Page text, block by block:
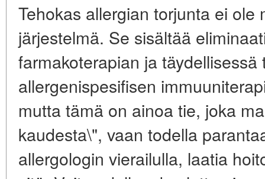
Tehokas allergian torjunta ei ole
järjestelmä. Se sisältää
farmakoterapian ja täydellisessä
allergenispesifisen
mutta tämä on ainoa tie, joka
kaudesta\", vaan todella
allergologin vierailulla, laatia